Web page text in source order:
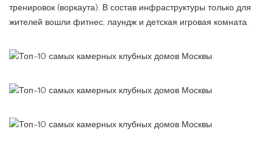
тренировок (воркаута). В состав инфраструктуры только для
жителей вошли фитнес, лаундж и детская игровая комната.